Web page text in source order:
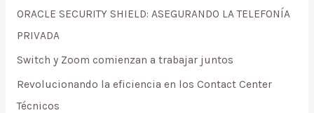
r
:
ORACLE SECURITY SHIELD: ASEGURANDO LA TELEFONÍA
PRIVADA
Switch y Zoom comienzan a trabajar juntos
Revolucionando la eficiencia en los Contact Center
Técnicos